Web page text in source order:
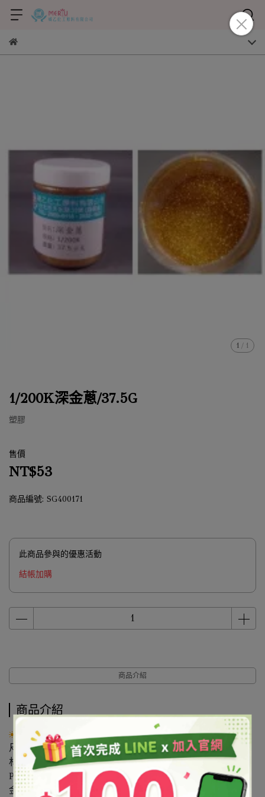
1 / 1
1/200K深金蔥/37.5G
塑膠
售價
NT$53
商品編號: SG400171
此商品參與的優惠活動
結帳加購
商品介紹
商品介紹
產品說明：
尺寸:1/200=0.2mm
材質:塑膠PET(可耐熱至170℃以下。避免日照，是酸鹼值
PH6-7.5，不耐醇酮類之溶劑)
金蔥粉可使用於不同產品中，其特性與運用建議如下：